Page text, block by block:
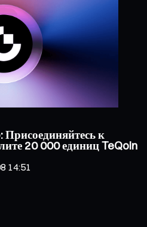
Присоединяйтесь к
20 000 единиц TeQoin
14:51